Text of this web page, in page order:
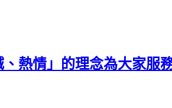
熱情」的理念為大家